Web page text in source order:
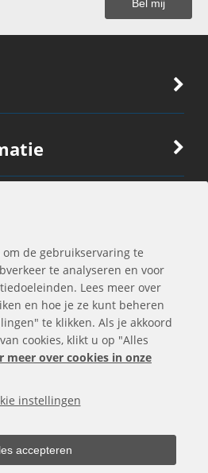
zijn exclusief BTW
de gebruikservaring te
te analyseren en voor
Lees meer over
en hoe je ze kunt beheren
te klikken. Als je akkoord
cookies, klikt u op "Alles
meer over cookies in onze
instellingen
accepteren